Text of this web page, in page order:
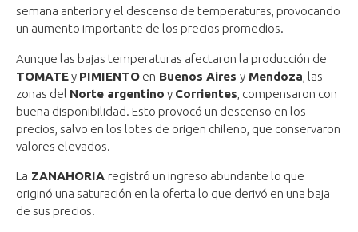
semana anterior y el descenso de temperaturas, provocando
un aumento importante de los precios promedios.
Aunque las bajas temperaturas afectaron la producción de
TOMATEy PIMIENTO en Buenos Aires y Mendoza , las
zonas del Norte argentino y Corrientes , compensaron con
buena disponibilidad. Esto provocó un descenso en los
precios, salvo en los lotes de origen chileno, que conservaron
valores elevados.
La ZANAHORIA registró un ingreso abundante lo que
originó una saturación en la oferta lo que derivó en una baja
de sus precios.